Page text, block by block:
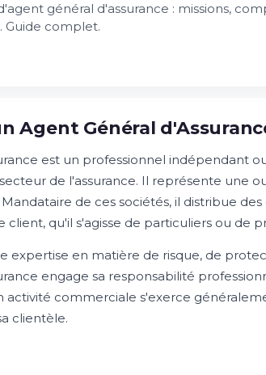
général d'assurance : missions,
Guide complet.
Agent Général
est un professionnel indépendant
de l'assurance. Il représente une
de ces sociétés, il distribue
client, qu'il s'agisse de particuliers ou de
expertise en matière de risque, de
engage sa responsabilité
activité commerciale s'exerce
clientèle.